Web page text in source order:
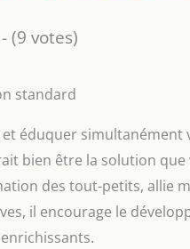
(9 votes)
éduquer simultanément
bien être la solution
des tout-petits, allie
il encourage le